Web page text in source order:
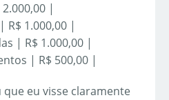
|
R$ 1.000,00 |
| R$ 1.000,00 |
| R$ 500,00 |
eu visse claramente